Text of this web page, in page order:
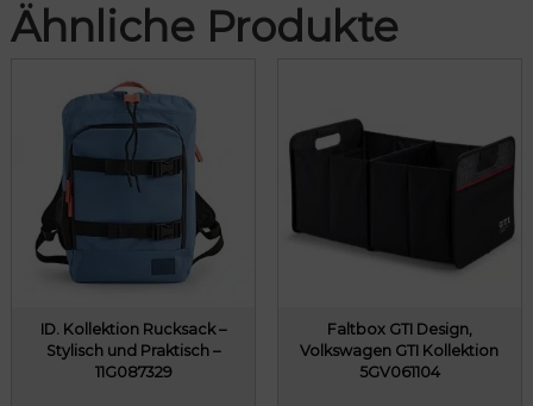
i
h
P
e
w
a
P
Ähnliche Produkte
ID. Kollektion Rucksack –
Stylisch und Praktisch –
11G087329
Faltbox GTI Design,
Volkswagen GTI Kollektion
5GV061104